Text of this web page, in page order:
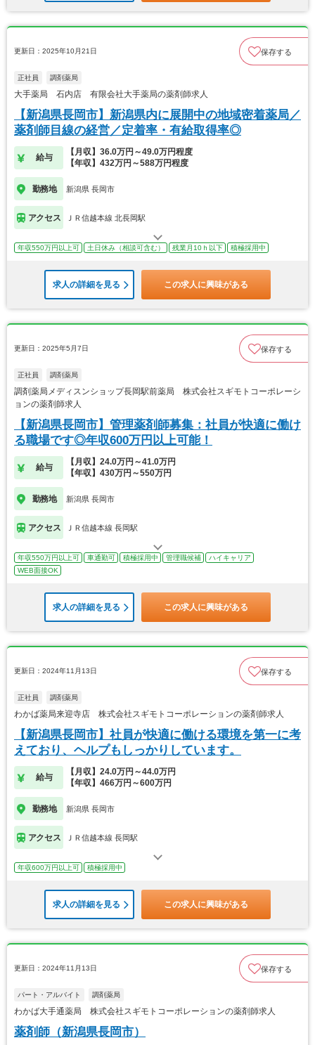
更新日：2025年10月21日 保存する
正社員 調剤薬局
大手薬局 石内店 有限会社大手薬局の薬剤師求人
【新潟県長岡市】新潟県内に展開中の地域密着薬局／
薬剤師目線の経営／定着率・有給取得率◎
給与
【月収】36.0万円～49.0万円程度
【年収】432万円～588万円程度
勤務地 新潟県 長岡市
アクセス ＪＲ信越本線 北長岡駅
年収550万円以上可 土日休み（相談可含む） 残業月10ｈ以下 積極採用中
求人の詳細を見る この求人に興味がある
更新日：2025年5月7日 保存する
正社員 調剤薬局
調剤薬局メディスンショップ長岡駅前薬局 株式会社スギモトコーポレーシ
ョンの薬剤師求人
【新潟県長岡市】管理薬剤師募集：社員が快適に働け
る職場です◎年収600万円以上可能！
給与
【月収】24.0万円～41.0万円
【年収】430万円～550万円
勤務地 新潟県 長岡市
アクセス ＪＲ信越本線 長岡駅
年収550万円以上可 車通勤可 積極採用中 管理職候補
ハイキャリア
WEB面接OK
求人の詳細を見る この求人に興味がある
更新日：2024年11月13日 保存する
正社員 調剤薬局
わかば薬局来迎寺店 株式会社スギモトコーポレーションの薬剤師求人
【新潟県長岡市】社員が快適に働ける環境を第一に考
えており、ヘルプもしっかりしています。
給与
【月収】24.0万円～44.0万円
【年収】466万円～600万円
勤務地 新潟県 長岡市
アクセス ＪＲ信越本線 長岡駅
年収600万円以上可 積極採用中
求人の詳細を見る この求人に興味がある
更新日：2024年11月13日 保存する
パート・アルバイト 調剤薬局
わかば大手通薬局 株式会社スギモトコーポレーションの薬剤師求人
薬剤師（新潟県長岡市）